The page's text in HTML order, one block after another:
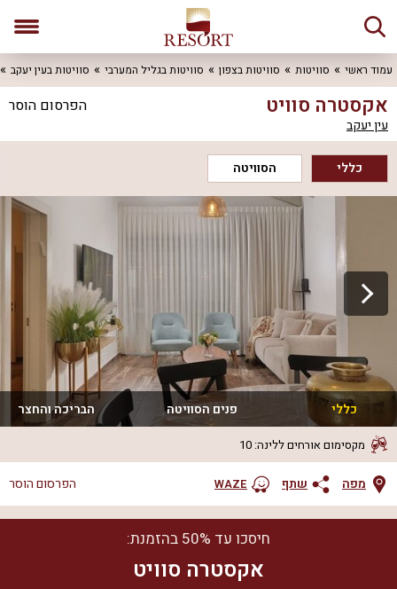
עמוד ראשי סוויטות סוויטות בצפון סוויטות בגליל המערבי סוויטות בעין יעקב
אקסטרה סוויט הפרסום הוסר
עין יעקב
כללי הסוויטה
כללי פנים הסוויטה הבריכה והחצר
מקסימום אורחים ללינה:
10
מפה שתף WAZE הפרסום הוסר
חיסכו עד 50% בהזמנת:
אקסטרה סוויט